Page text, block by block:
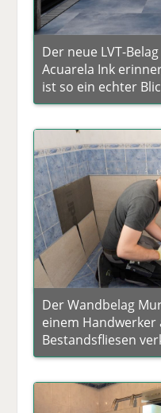
Der neue LVT-
Acuarela Ink
ist so ein echter
Der Wandbelag
einem Handwerker
Bestandsfliesen